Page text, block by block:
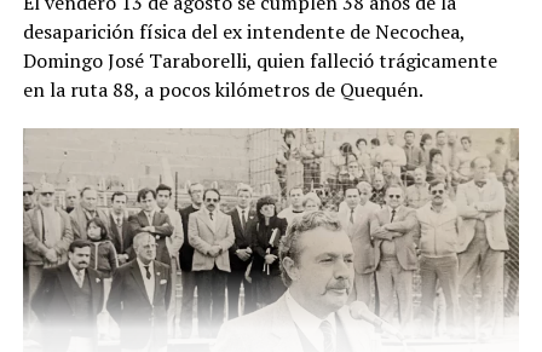
perros advirtió una bolsa ubicada junto a una zanja.
Alertado por el comportamiento de los animales, se
acercó y comprobó que contenía restos humanos. DIB
desaparición física del ex intendente de Necochea,
Domingo José Taraborelli, quien falleció trágicamente
en la ruta 88, a pocos kilómetros de Quequén.